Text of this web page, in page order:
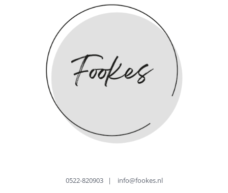
0522-820903| info@fookes.nl